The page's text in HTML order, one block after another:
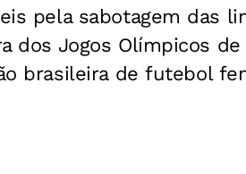
pela sabotagem das
dos Jogos Olímpicos
brasileira de futebol